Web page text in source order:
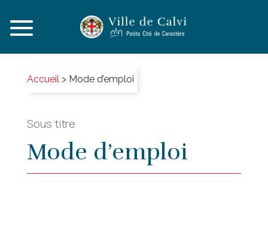
Accueil> Mode d’emploi
Sous titre
Mode d’emploi